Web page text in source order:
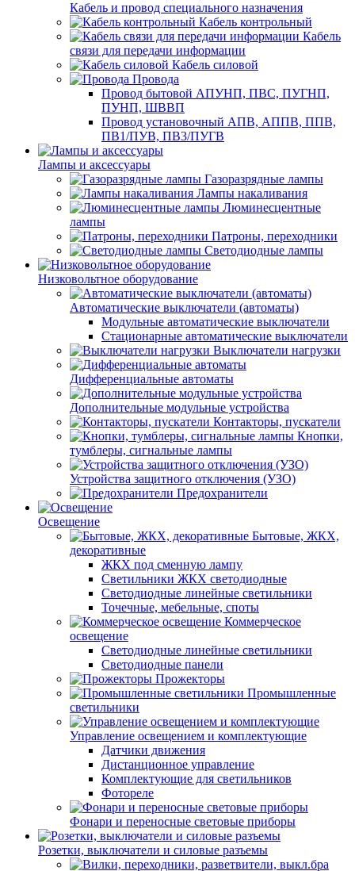
Кабель и провод специального назначения
Кабель контрольный
Кабель
связи для передачи информации
Кабель силовой
Провода
Провод бытовой АПУНП, ПВС, ПУГНП,
ПУНП, ШВВП
Провод установочный АПВ, АППВ, ППВ,
ПВ1/ПУВ, ПВ3/ПУГВ
Лампы и аксессуары
Газоразрядные лампы
Лампы накаливания
Люминесцентные
лампы
Патроны, переходники
Светодиодные лампы
Низковольтное оборудование
Автоматические выключатели (автоматы)
Модульные автоматические выключатели
Стационарные автоматические выключатели
Выключатели нагрузки
Дифференциальные автоматы
Дополнительные модульные устройства
Контакторы, пускатели
Кнопки,
тумблеры, сигнальные лампы
Устройства защитного отключения (УЗО)
Предохранители
Освещение
Бытовые, ЖКХ,
декоративные
ЖКХ под сменную лампу
Светильники ЖКХ светодиодные
Светодиодные линейные светильники
Точечные, мебельные, споты
Коммерческое
освещение
Светодиодные линейные светильники
Светодиодные панели
Прожекторы
Промышленные
светильники
Управление освещением и комплектующие
Датчики движения
Дистанционное управление
Комплектующие для светильников
Фотореле
Фонари и переносные световые приборы
Розетки, выключатели и силовые разъемы